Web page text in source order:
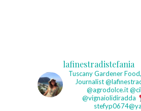
lafinestradistefania
Tuscany Gardener
Journalist
@agrodolce.it
@vignaiolidiradda